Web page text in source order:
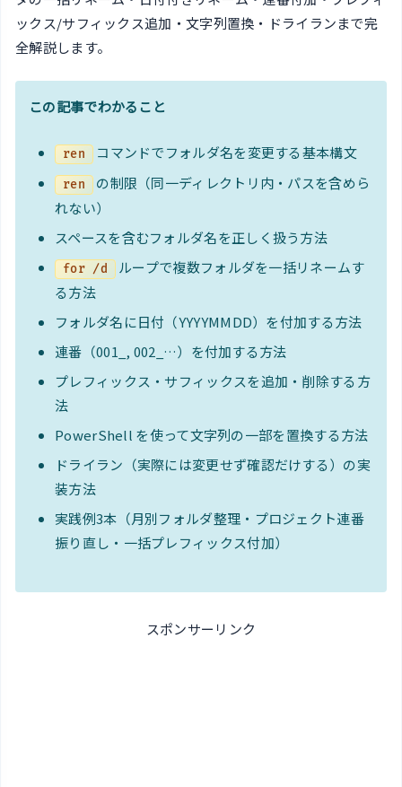
ックス/サフィックス追加・文字列置換・ドライランまで完
全解説します。
この記事でわかること
ren コマンドでフォルダ名を変更する基本構文
ren
の制限（同一ディレクトリ内・パスを含めら
れない）
スペースを含むフォルダ名を正しく扱う方法
for /d
ループで複数フォルダを一括リネームす
る方法
フォルダ名に日付（YYYYMMDD）を付加する方法
連番（001_, 002_…）を付加する方法
プレフィックス・サフィックスを追加・削除する方
法
PowerShell を使って文字列の一部を置換する方法
ドライラン（実際には変更せず確認だけする）の実
装方法
実践例3本（月別フォルダ整理・プロジェクト連番
振り直し・一括プレフィックス付加）
スポンサーリンク